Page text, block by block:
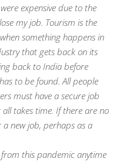
expensive due to the
my job. Tourism is the
something happens in
that gets back on its
back to India before
to be found. All people
must have a secure job
takes time. If there are no
new job, perhaps as a
this pandemic anytime